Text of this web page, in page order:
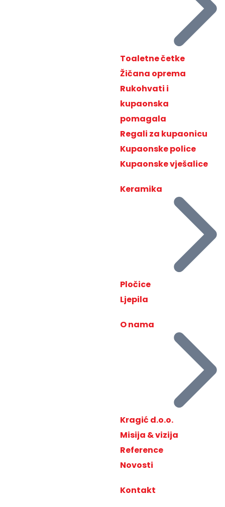
Toaletne četke
Žičana oprema
Rukohvati i
kupaonska
pomagala
Regali za kupaonicu
Kupaonske police
Kupaonske vješalice
Keramika
Pločice
Ljepila
O nama
Kragić d.o.o.
Misija & vizija
Reference
Novosti
Kontakt